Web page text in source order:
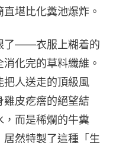
堪比化糞池爆炸。
了——衣服上糊着的
化完的草料纖維。
把人送走的頂級風
皮疙瘩的絕望結
，而是稀爛的牛糞
然特製了這種「生